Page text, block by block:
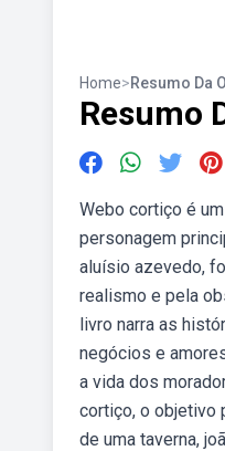
Home>Resumo Da
Resumo
Webo cortiço é
personagem
aluísio azevedo,
realismo e pela
livro narra as
negócios e
a vida dos
cortiço, o objetivo
de uma taverna,